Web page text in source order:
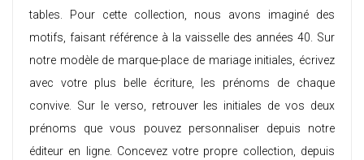
tables. Pour cette collection, nous avons imaginé des
motifs, faisant référence à la vaisselle des années 40. Sur
notre modèle de marque-place de mariage initiales, écrivez
avec votre plus belle écriture, les prénoms de chaque
convive. Sur le verso, retrouver les initiales de vos deux
prénoms que vous pouvez personnaliser depuis notre
éditeur en ligne. Concevez votre propre collection, depuis